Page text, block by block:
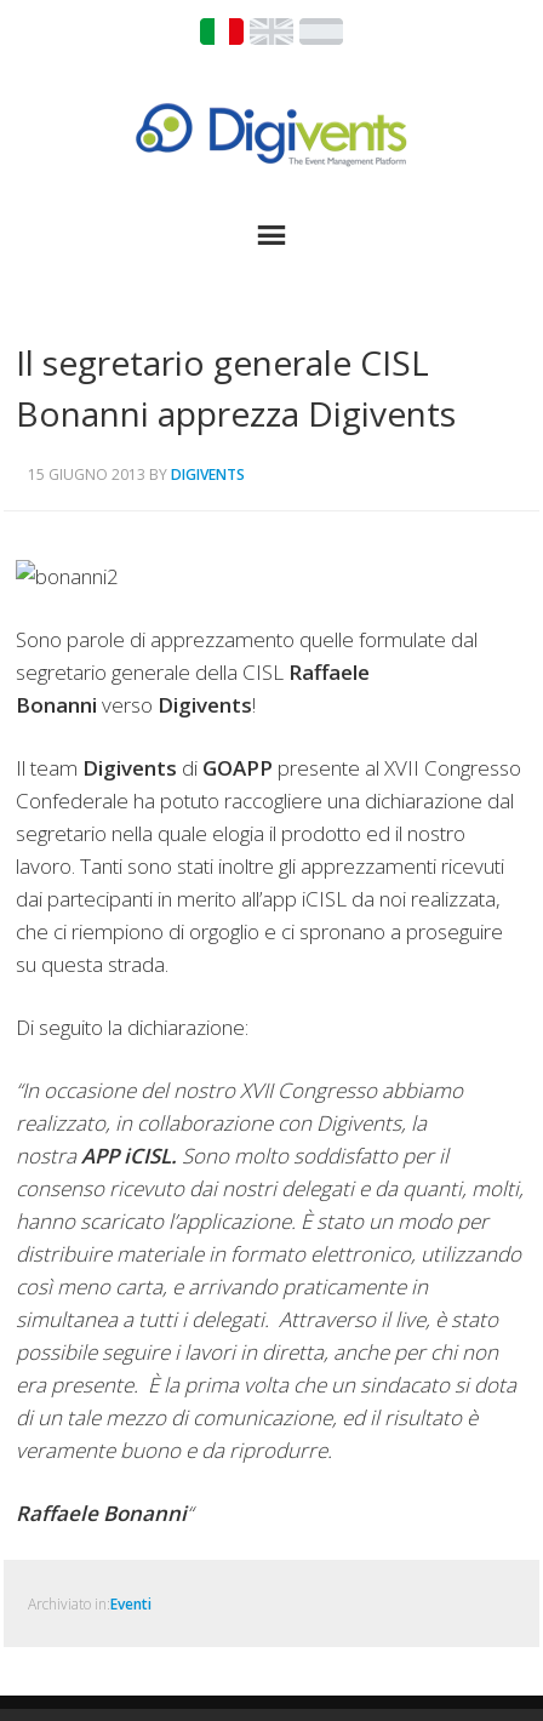
Il segretario generale CISL
Bonanni apprezza Digivents
15 GIUGNO 2013 BYDIGIVENTS
Sono parole di apprezzamento quelle formulate dal
segretario generale della CISL Raffaele
Bonanni verso Digivents!
Il team Digivents di GOAPP presente al XVII Congresso
Confederale ha potuto raccogliere una dichiarazione dal
segretario nella quale elogia il prodotto ed il nostro
lavoro. Tanti sono stati inoltre gli apprezzamenti ricevuti
dai partecipanti in merito all’app iCISL da noi realizzata,
che ci riempiono di orgoglio e ci spronano a proseguire
su questa strada.
Di seguito la dichiarazione:
“In occasione del nostro XVII Congresso abbiamo
realizzato, in collaborazione con Digivents, la
nostraAPP iCISL. Sono molto soddisfatto per il
consenso ricevuto dai nostri delegati e da quanti, molti,
hanno scaricato l’applicazione. È stato un modo per
distribuire materiale in formato elettronico, utilizzando
così meno carta, e arrivando praticamente in
simultanea a tutti i delegati. Attraverso il live, è stato
possibile seguire i lavori in diretta, anche per chi non
era presente. È la prima volta che un sindacato si dota
di un tale mezzo di comunicazione, ed il risultato è
veramente buono e da riprodurre.
Raffaele Bonanni“
Archiviato in:Eventi